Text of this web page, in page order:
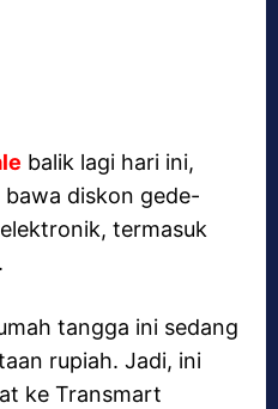
balik lagi hari ini,
diskon gede-
termasuk
tangga ini sedang
rupiah. Jadi, ini
ke Transmart